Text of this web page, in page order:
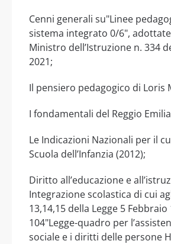
Cenni generali su"Linee
sistema integrato 0/6",
Ministro dell’Istruzione n. 334
2021;
Il pensiero pedagogico di Loris
I fondamentali del Reggio
Le Indicazioni Nazionali per il
Scuola dell’Infanzia (2012);
Diritto all’educazione e
Integrazione scolastica di cui
13,14,15 della Legge 5 Febbraio
104"Legge-quadro per
sociale e i diritti delle persone